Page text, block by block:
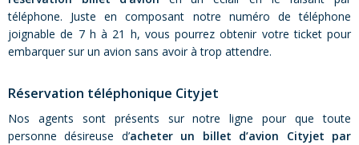
téléphone. Juste en composant notre numéro de téléphone
joignable de 7 h à 21 h, vous pourrez obtenir votre ticket pour
embarquer sur un avion sans avoir à trop attendre.
Réservation téléphonique Cityjet
Nos agents sont présents sur notre ligne pour que toute
personne désireuse d’acheter un billet d’avion Cityjet par